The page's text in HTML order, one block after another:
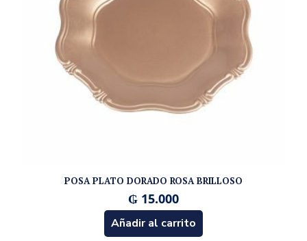
POSA PLATO DORADO ROSA BRILLOSO
₲ 15.000
Añadir al carrito